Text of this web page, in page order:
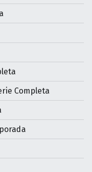
Completa